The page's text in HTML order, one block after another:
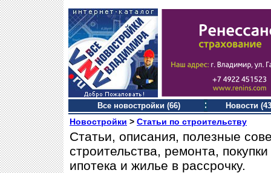
Все новостройки (66) Новости
Новостройки > Статьи по строительству
Статьи, описания, полезные
строительства, ремонта,
ипотека и жилье в рассрочку.